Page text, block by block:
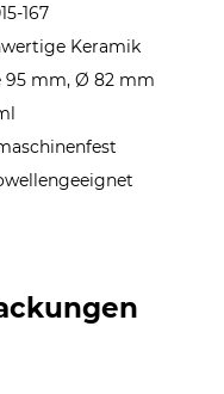
167
Keramik
95 mm, Ø 82 mm